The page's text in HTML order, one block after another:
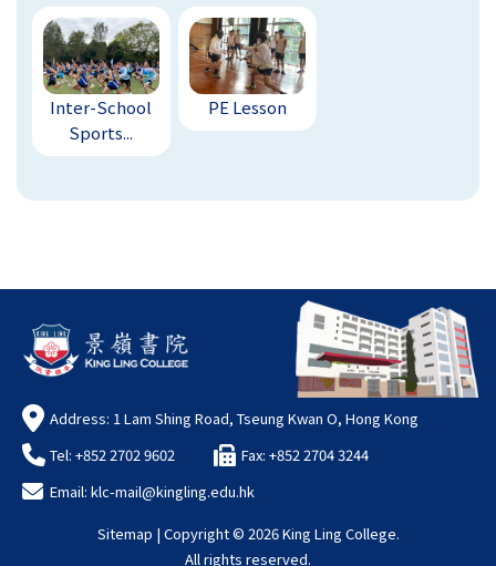
Inter-School
Sports...
PE Lesson
Address: 1 Lam Shing Road, Tseung Kwan O, Hong Kong
Tel: +852 2702 9602
Fax: +852 2704 3244
Email: klc-mail@kingling.edu.hk
Sitemap | Copyright © 2026 King Ling College.
All rights reserved.